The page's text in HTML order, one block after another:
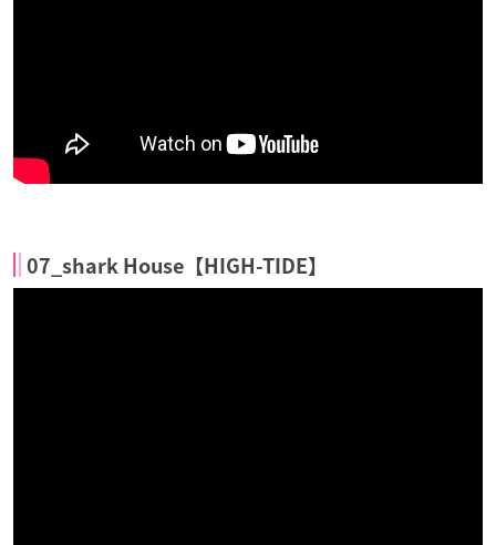
07_shark House【HIGH-TIDE】